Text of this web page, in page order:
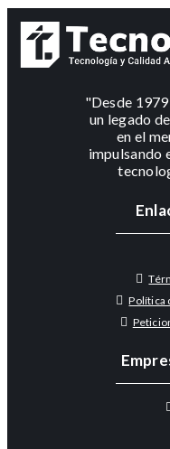
"Desde
un legado
en el
impulsando
Política